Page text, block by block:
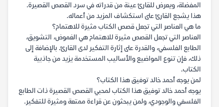
المفضلة، ويعرض للقارئ عينة من قدراته في سرد القصص القصيرة.
هذا يشجع القارئ على استكشاف المزيد من أعماله.
ما هي العناصر التي تجعل قصص الكتاب مثيرة للاهتمام؟
العناصر التي تجعل القصص مثيرة للاهتمام هي الغموض، التشويق،
الطابع الفلسفي، والقدرة على إثارة التفكير لدى القارئ. بالإضافة إلى
ذلك، فإن تنوع المواضيع والأساليب المستخدمة يزيد من جاذبية
الكتاب.
لمن يوجه أحمد خالد توفيق هذا الكتاب؟
يوجه أحمد خالد توفيق هذا الكتاب لمحبي القصص القصيرة ذات الطابع
الفلسفي والوجودي، ولمن يبحثون عن قراءة ممتعة ومثيرة للتفكير.